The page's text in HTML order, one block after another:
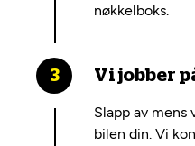
nøkkelboks.
Vi jobber
Slapp av mens
bilen din. Vi